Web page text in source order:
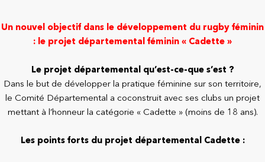
Un nouvel objectif dans le développement du rugby féminin
: le projet départemental féminin « Cadette »
Le projet départemental qu’est-ce-que s’est ?
Dans le but de développer la pratique féminine sur son territoire,
le Comité Départemental a coconstruit avec ses clubs un projet
mettant à l’honneur la catégorie « Cadette » (moins de 18 ans).
Les points forts du projet départemental Cadette :